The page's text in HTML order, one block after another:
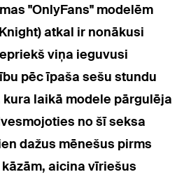
"OnlyFans" modelēm
atkal ir nonākusi
viņa ieguvusi
pēc īpaša sešu stundu
laikā modele pārgulēja
no šī seksa
dažus mēnešus pirms
aicina vīriešus